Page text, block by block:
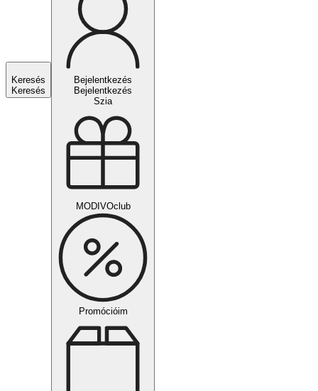
Keresés
Keresés
Bejelentkezés
Bejelentkezés
Szia
MODIVOclub
Promócióim